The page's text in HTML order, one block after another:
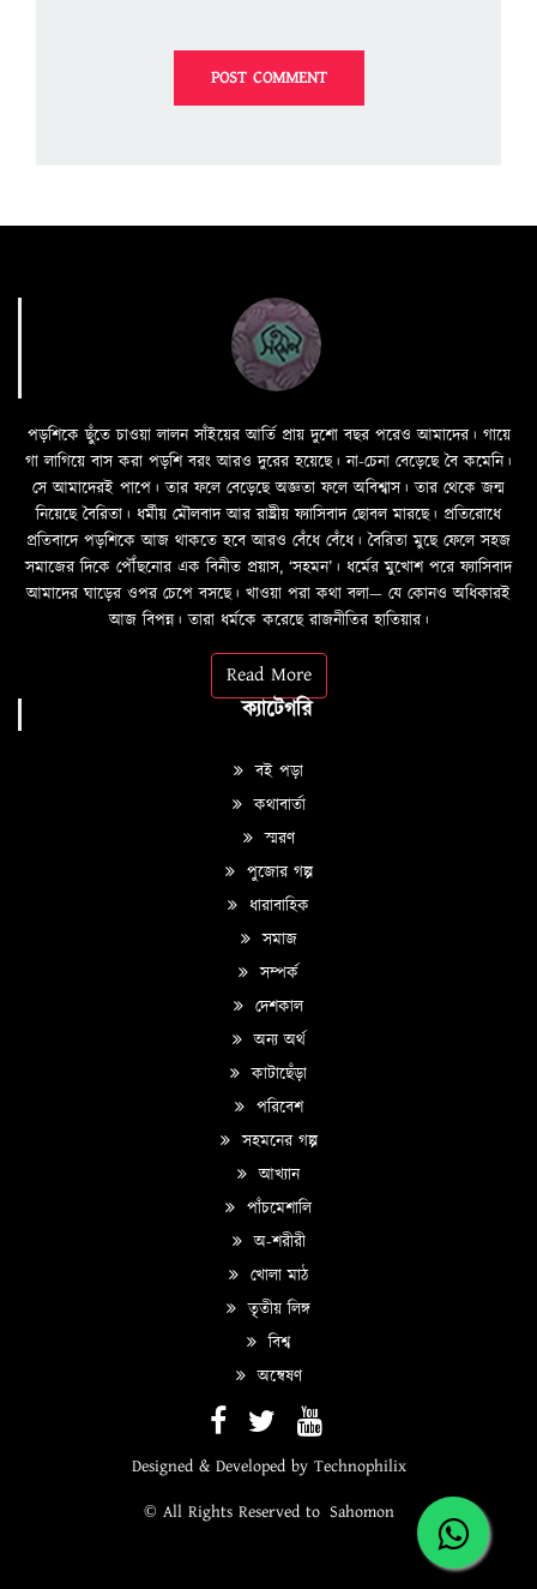
পড়শিকে ছুঁতে চাওয়া লালন সাঁইয়ের আর্তি প্রায় দুশো বছর পরেও আমাদের। গায়ে
গা লাগিয়ে বাস করা পড়শি বরং আরও দুরের হয়েছে। না-চেনা বেড়েছে বৈ কমেনি।
সে আমাদেরই পাপে। তার ফলে বেড়েছে অজ্ঞতা ফলে অবিশ্বাস। তার থেকে জন্ম
নিয়েছে বৈরিতা। ধর্মীয় মৌলবাদ আর রাষ্ট্রীয় ফ্যাসিবাদ ছোবল মারছে। প্রতিরোধে
প্রতিবাদে পড়শিকে আজ থাকতে হবে আরও বেঁধে বেঁধে। বৈরিতা মুছে ফেলে সহজ
সমাজের দিকে পৌঁছনোর এক বিনীত প্রয়াস, ‘সহমন’। ধর্মের মুখোশ পরে ফ্যাসিবাদ
আমাদের ঘাড়ের ওপর চেপে বসছে। খাওয়া পরা কথা বলা—­­ যে কোনও অধিকারই
আজ বিপন্ন। তারা ধর্মকে করেছে রাজনীতির হাতিয়ার।
Read More
ক্যাটেগরি
বই পড়া
কথাবার্তা
স্মরণ
পুজোর গল্প
ধারাবাহিক
সমাজ
সম্পর্ক
দেশকাল
অন্য অর্থ
কাটাছেঁড়া
পরিবেশ
সহমনের গল্প
আখ্যান
পাঁচমেশালি
অ-শরীরী
খোলা মাঠ
তৃতীয় লিঙ্গ
বিশ্ব
অন্বেষণ
Designed & Developed by Technophilix
© All Rights Reserved to Sahomon